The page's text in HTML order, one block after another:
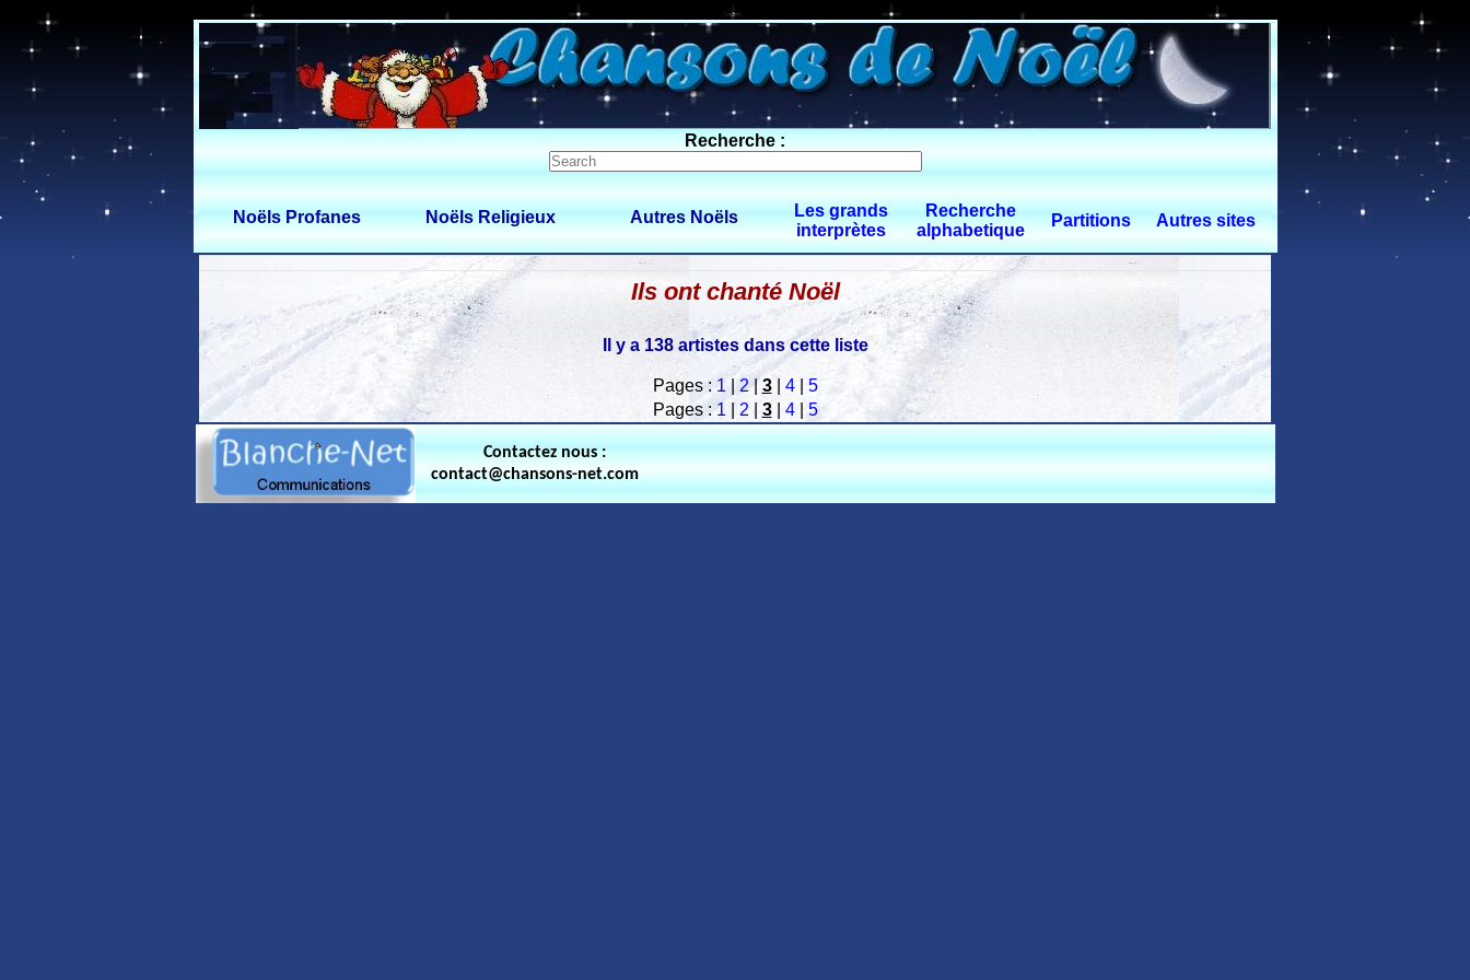
60 $limitbot 1 $limittot 2
Recherche :
Noëls Profanes Noëls Religieux Autres Noëls
Les grands
interprètes
Recherche
alphabetique
Partitions Autres sites
Ils ont chanté Noël
Il y a 138 artistes dans cette liste
Pages : 1 2|3| 4| 5
Pages :1 2 3| 4| 5
Contactez nous :
contact@chansons-net.com